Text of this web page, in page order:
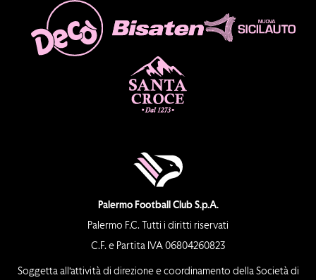
Palermo Football Club S.p.A.
Palermo F.C. Tutti i diritti riservati
C.F. e Partita IVA 06804260823
Soggetta all’attività di direzione e coordinamento della Società di